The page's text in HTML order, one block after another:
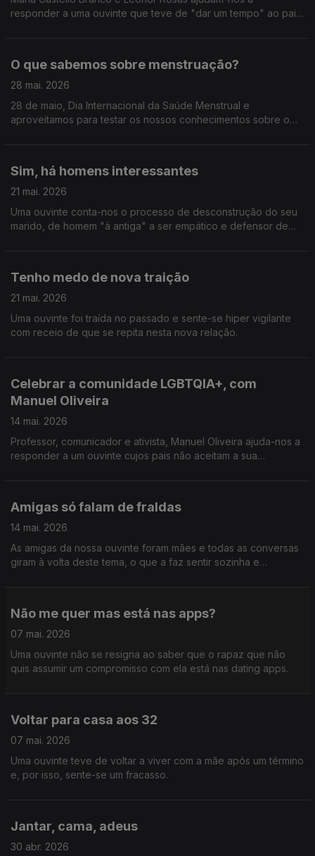
responder a uma ouvinte que teve de "dar um tempo" ao pai
O que sabemos sobre menstruação?
28 mai. 2026
28 de maio, Dia Internacional da Saúde Menstrual e
aproveitamos para testar os nossos conhecimentos sobre o
Sim, há homens interessantes
21 mai. 2026
Uma ouvinte conta-nos o processo de desconstrução do seu
marido, de homem "à antiga" a ser empático e defensor de
Tenho medo de nova traição
21 mai. 2026
Uma ouvinte foi traída no passado e sente-se hiper vigilante
com receio de que se repita nesta nova relação.
Celebrar a comunidade LGBTQIA+, com
Manuel Oliveira
14 mai. 2026
Professor, comunicador e ativista, Manuel Oliveira ajuda-nos a
responder a um ouvinte cujos pais não aceitam a sua
Amigas só falam de fraldas
14 mai. 2026
As amigas da nossa ouvinte foram mães e todas as conversas
giram à volta deste tema, o que a faz sentir sozinha e
Não me quer mas está nas apps?
07 mai. 2026
Uma ouvinte não se resigna ao saber que o rapaz que não
quis assumir um compromisso com ela está nas dating apps.
Voltar para casa aos 32
07 mai. 2026
Uma ouvinte teve de voltar a viver com a mãe após um término
e, por isso, sente-se um fracasso.
Jantar, cama, adeus
30 abr. 2026